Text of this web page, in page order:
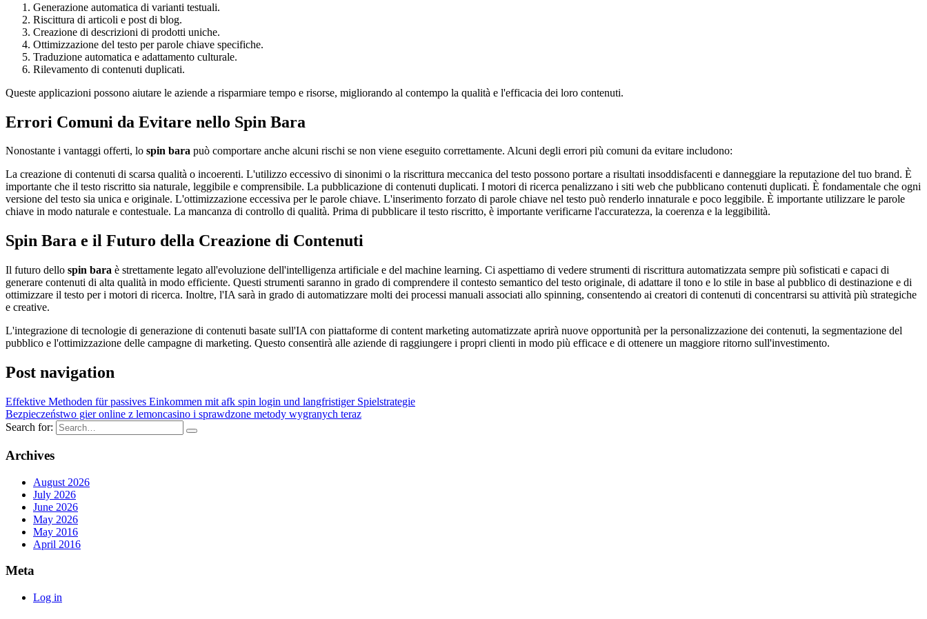
Generazione automatica di varianti testuali.
Riscittura di articoli e post di blog.
Creazione di descrizioni di prodotti uniche.
Ottimizzazione del testo per parole chiave specifiche.
Traduzione automatica e adattamento culturale.
Rilevamento di contenuti duplicati.
Queste applicazioni possono aiutare le aziende a risparmiare tempo e risorse, migliorando al contempo la qualità e l'efficacia dei loro contenuti.
Errori Comuni da Evitare nello Spin Bara
Nonostante i vantaggi offerti, lo spin bara può comportare anche alcuni rischi se non viene eseguito correttamente. Alcuni degli errori più comuni da evitare includono:
La creazione di contenuti di scarsa qualità o incoerenti. L'utilizzo eccessivo di sinonimi o la riscrittura meccanica del testo possono portare a risultati insoddisfacenti e danneggiare la reputazione del tuo brand. È
importante che il testo riscritto sia naturale, leggibile e comprensibile. La pubblicazione di contenuti duplicati. I motori di ricerca penalizzano i siti web che pubblicano contenuti duplicati. È fondamentale che ogni
versione del testo sia unica e originale. L'ottimizzazione eccessiva per le parole chiave. L'inserimento forzato di parole chiave nel testo può renderlo innaturale e poco leggibile. È importante utilizzare le parole
chiave in modo naturale e contestuale. La mancanza di controllo di qualità. Prima di pubblicare il testo riscritto, è importante verificarne l'accuratezza, la coerenza e la leggibilità.
Spin Bara e il Futuro della Creazione di Contenuti
Il futuro dello spin bara è strettamente legato all'evoluzione dell'intelligenza artificiale e del machine learning. Ci aspettiamo di vedere strumenti di riscrittura automatizzata sempre più sofisticati e capaci di
generare contenuti di alta qualità in modo efficiente. Questi strumenti saranno in grado di comprendere il contesto semantico del testo originale, di adattare il tono e lo stile in base al pubblico di destinazione e di
ottimizzare il testo per i motori di ricerca. Inoltre, l'IA sarà in grado di automatizzare molti dei processi manuali associati allo spinning, consentendo ai creatori di contenuti di concentrarsi su attività più strategiche
e creative.
L'integrazione di tecnologie di generazione di contenuti basate sull'IA con piattaforme di content marketing automatizzate aprirà nuove opportunità per la personalizzazione dei contenuti, la segmentazione del
pubblico e l'ottimizzazione delle campagne di marketing. Questo consentirà alle aziende di raggiungere i propri clienti in modo più efficace e di ottenere un maggiore ritorno sull'investimento.
Post navigation
Effektive Methoden für passives Einkommen mit afk spin login und langfristiger Spielstrategie
Bezpieczeństwo gier online z lemoncasino i sprawdzone metody wygranych teraz
Search for:
Archives
August 2026
July 2026
June 2026
May 2026
May 2016
April 2016
Meta
Log in